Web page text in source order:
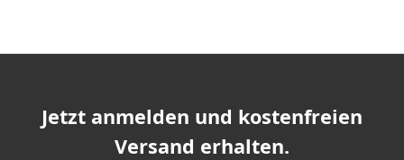
Jetzt anmelden und kostenfreien
Versand erhalten.